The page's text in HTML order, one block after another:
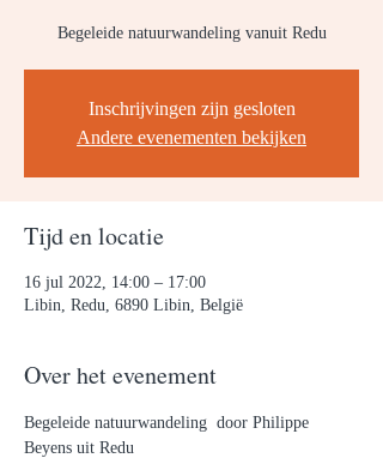
Begeleide natuurwandeling vanuit Redu
Inschrijvingen zijn gesloten
Andere evenementen bekijken
Tijd en locatie
16 jul 2022, 14:00 – 17:00
Libin, Redu, 6890 Libin, België
Over het evenement
Begeleide natuurwandeling  door Philippe
Beyens uit Redu